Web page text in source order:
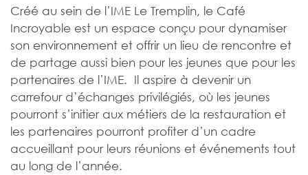
Créé au sein de l’IME Le Tremplin, le Café
Incroyable est un espace conçu pour dynamiser
son environnement et offrir un lieu de rencontre et
de partage aussi bien pour les jeunes que pour les
partenaires de l’IME. Il aspire à devenir un
carrefour d’échanges privilégiés, où les jeunes
pourront s’initier aux métiers de la restauration et
les partenaires pourront profiter d’un cadre
accueillant pour leurs réunions et événements tout
au long de l’année.